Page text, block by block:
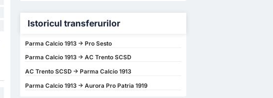
Istoricul transferurilor
Parma Calcio 1913 -> Pro Sesto
Parma Calcio 1913 -> AC Trento SCSD
AC Trento SCSD -> Parma Calcio 1913
Parma Calcio 1913 -> Aurora Pro Patria 1919